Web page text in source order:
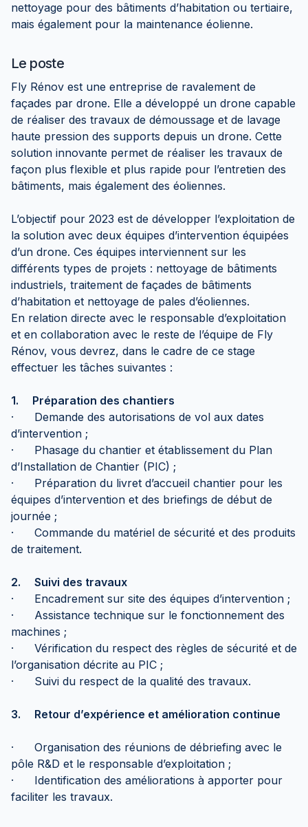
nettoyage pour des bâtiments d’habitation ou tertiaire,
mais également pour la maintenance éolienne.
Le poste
Fly Rénov est une entreprise de ravalement de
façades par drone. Elle a développé un drone capable
de réaliser des travaux de démoussage et de lavage
haute pression des supports depuis un drone. Cette
solution innovante permet de réaliser les travaux de
façon plus flexible et plus rapide pour l’entretien des
bâtiments, mais également des éoliennes.
L’objectif pour 2023 est de développer l’exploitation de
la solution avec deux équipes d’intervention équipées
d’un drone. Ces équipes interviennent sur les
différents types de projets : nettoyage de bâtiments
industriels, traitement de façades de bâtiments
d’habitation et nettoyage de pales d’éoliennes.
En relation directe avec le responsable d’exploitation
et en collaboration avec le reste de l’équipe de Fly
Rénov, vous devrez, dans le cadre de ce stage
effectuer les tâches suivantes :
1. Préparation des chantiers
· Demande des autorisations de vol aux dates
d’intervention ;
· Phasage du chantier et établissement du Plan
d’Installation de Chantier (PIC) ;
· Préparation du livret d’accueil chantier pour les
équipes d’intervention et des briefings de début de
journée ;
· Commande du matériel de sécurité et des produits
de traitement.
2. Suivi des travaux
· Encadrement sur site des équipes d’intervention ;
· Assistance technique sur le fonctionnement des
machines ;
· Vérification du respect des règles de sécurité et de
l’organisation décrite au PIC ;
· Suivi du respect de la qualité des travaux.
3. Retour d’expérience et amélioration continue
· Organisation des réunions de débriefing avec le
pôle R&D et le responsable d’exploitation ;
· Identification des améliorations à apporter pour
faciliter les travaux.